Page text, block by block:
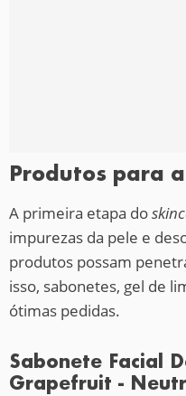
Produtos para
A primeira etapa do
impurezas da pele e
produtos possam
isso, sabonetes, gel de
ótimas pedidas.
Sabonete Facial
Grapefruit -